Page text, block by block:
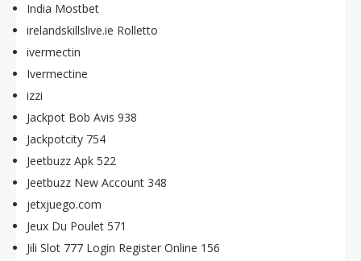
India Mostbet
irelandskillslive.ie Rolletto
ivermectin
Ivermectine
izzi
Jackpot Bob Avis 938
Jackpotcity 754
Jeetbuzz Apk 522
Jeetbuzz New Account 348
jetxjuego.com
Jeux Du Poulet 571
Jili Slot 777 Login Register Online 156